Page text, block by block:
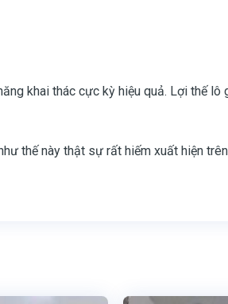
khai thác cực kỳ hiệu quả. Lợi thế
thế này thật sự rất hiếm xuất hiện